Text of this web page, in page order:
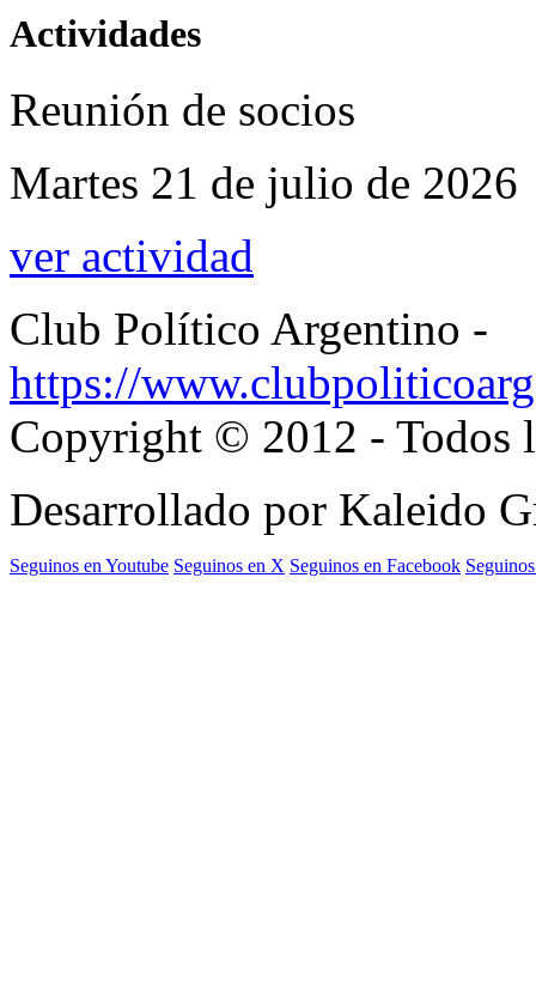
Actividades
Reunión de socios
Martes 21 de julio de 2026
ver actividad
Club Político Argentino -
https://
Copyright © 2012 - Todos
Desarrollado por Kaleido
Seguinos en Youtube Seguinos en X Seguinos en Facebook